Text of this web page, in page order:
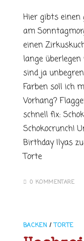
Hier gibts einen
am
einen
lange
sind ja
Farben soll ich
Vorhang?
schnell fix:
Schokocrunch!
Birthday Ilyas
Torte
0 KOMMENTARE
BACKEN /TORTE